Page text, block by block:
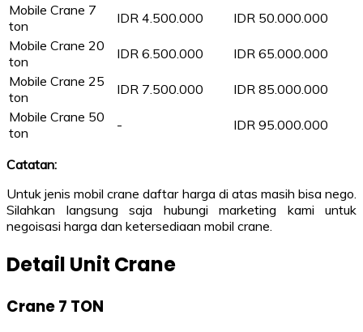
Mobile Crane 7
ton
IDR 4.500.000
IDR 50.000.000
Mobile Crane 20
ton
IDR 6.500.000
IDR 65.000.000
Mobile Crane 25
ton
IDR 7.500.000
IDR 85.000.000
Mobile Crane 50
ton
- IDR 95.000.000
Catatan:
Untuk jenis mobil crane daftar harga di atas masih bisa nego.
Silahkan langsung saja hubungi marketing kami untuk
negoisasi harga dan ketersediaan mobil crane.
Detail Unit Crane
Crane 7 TON